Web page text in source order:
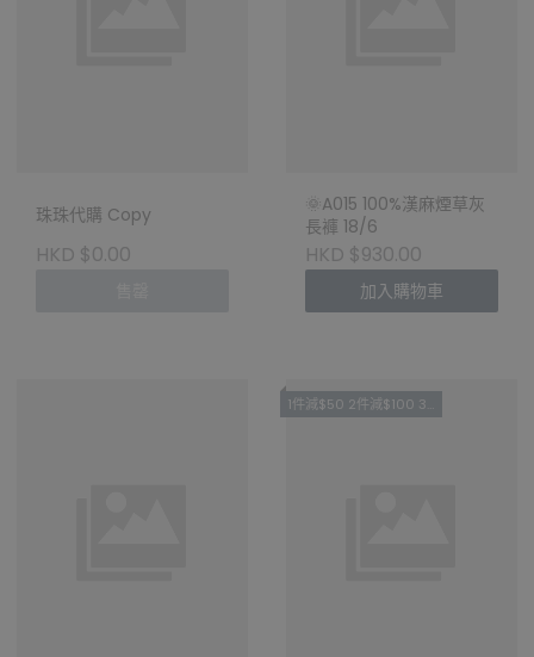
珠珠代購 Copy
HKD $0.00
🌞A015 100%漢麻煙草灰
長褲 18/6
HKD $930.00
加入購物車
1件減$50 2件減$100 3件減$180 RU